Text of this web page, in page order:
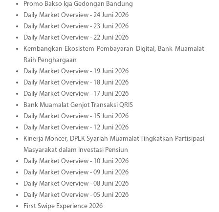
Promo Bakso Iga Gedongan Bandung
Daily Market Overview - 24 Juni 2026
Daily Market Overview - 23 Juni 2026
Daily Market Overview - 22 Juni 2026
Kembangkan Ekosistem Pembayaran Digital, Bank Muamalat
Raih Penghargaan
Daily Market Overview - 19 Juni 2026
Daily Market Overview - 18 Juni 2026
Daily Market Overview - 17 Juni 2026
Bank Muamalat Genjot Transaksi QRIS
Daily Market Overview - 15 Juni 2026
Daily Market Overview - 12 Juni 2026
Kinerja Moncer, DPLK Syariah Muamalat Tingkatkan Partisipasi
Masyarakat dalam Investasi Pensiun
Daily Market Overview - 10 Juni 2026
Daily Market Overview - 09 Juni 2026
Daily Market Overview - 08 Juni 2026
Daily Market Overview - 05 Juni 2026
First Swipe Experience 2026